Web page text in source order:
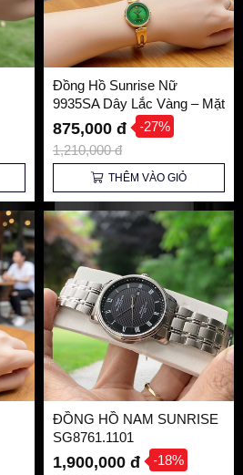
Đồng Hồ Sunrise Nữ
9935SA Dây Lắc Vàng – Mặt
Xanh Emerald Quý Phái,
Kính Sapphire
875,000 đ -27%
1,210,000 đ
THÊM VÀO GIỎ
ĐỒNG HỒ NAM SUNRISE
SG8761.1101
1,900,000 đ -18%